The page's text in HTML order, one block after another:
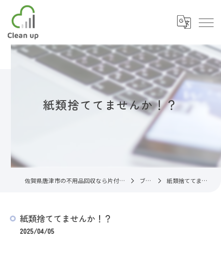
紙類捨ててませんか！？
佐賀県唐津市の不用品回収なら片付け代行サービスC.U ブログ 紙類捨ててませんか！？
紙類捨ててませんか！？
2025/04/05